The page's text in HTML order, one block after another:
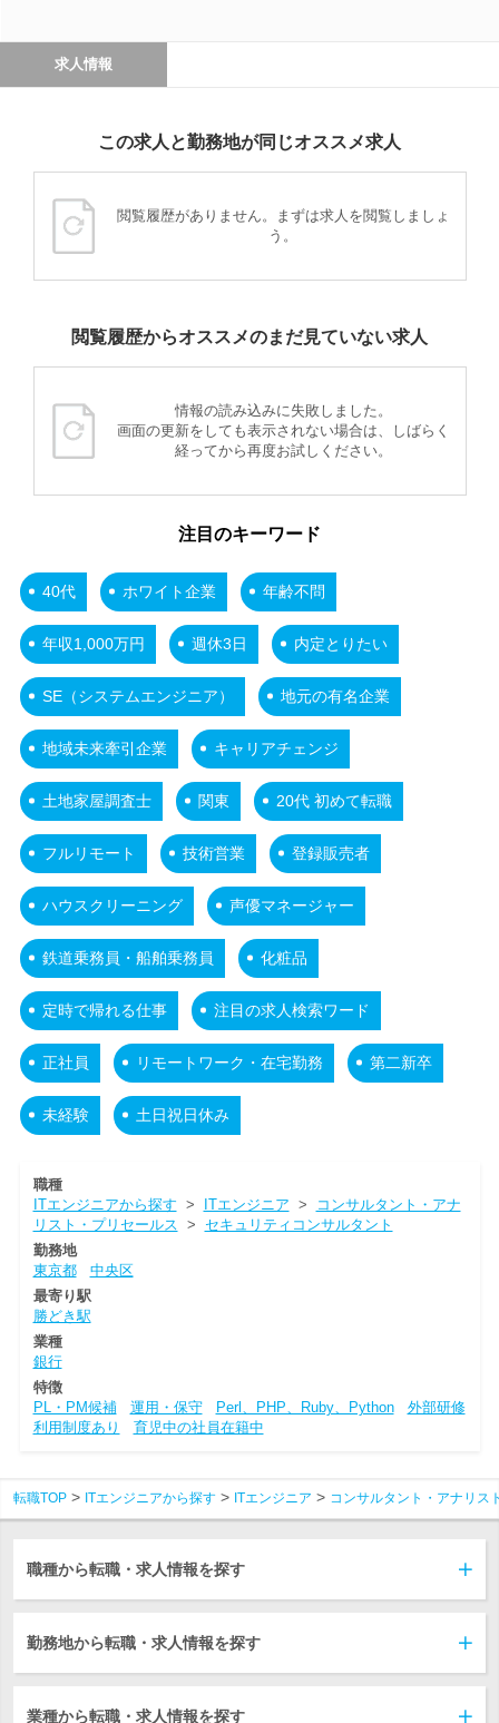
求人情報
この求人と勤務地が同じオススメ求人
閲覧履歴がありません。まずは求人を閲覧しましょ
う。
閲覧履歴からオススメのまだ見ていない求人
情報の読み込みに失敗しました。
画面の更新をしても表示されない場合は、しばらく
経ってから再度お試しください。
注目のキーワード
40代 ホワイト企業 年齢不問
年収1,000万円 週休3日 内定とりたい
SE（システムエンジニア） 地元の有名企業
地域未来牽引企業 キャリアチェンジ
土地家屋調査士 関東 20代 初めて転職
フルリモート 技術営業 登録販売者
ハウスクリーニング 声優マネージャー
鉄道乗務員・船舶乗務員 化粧品
定時で帰れる仕事 注目の求人検索ワード
正社員 リモートワーク・在宅勤務 第二新卒
未経験 土日祝日休み
職種
ITエンジニアから探す > ITエンジニア >
コンサルタント・アナ
リスト・プリセールス > セキュリティコンサルタント
勤務地
東京都
中央区
最寄り駅
勝どき駅
業種
銀行
特徴
PL・PM候補
運用・保守 Perl、PHP、Ruby、Python
外部研修
利用制度あり
育児中の社員在籍中
転職TOP ITエンジニアから探す ITエンジニア コンサルタント・アナリス
職種から転職・求人情報を探す
勤務地から転職・求人情報を探す
業種から転職・求人情報を探す